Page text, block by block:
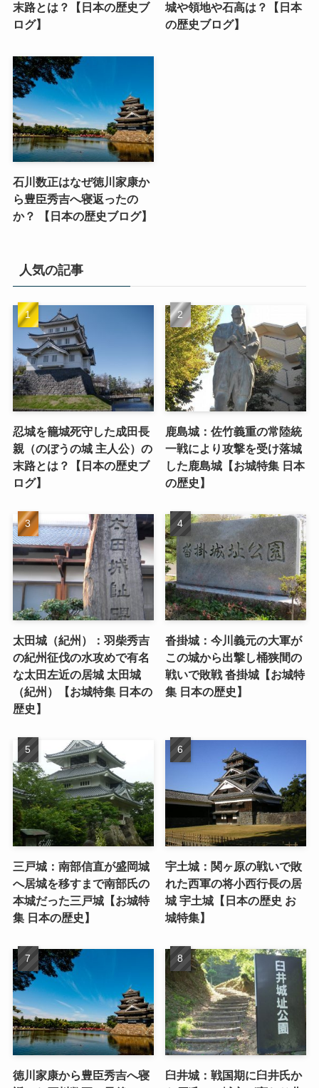
末路とは？【日本の歴史ブ
ログ】
城や領地や石高は？【日本
の歴史ブログ】
石川数正はなぜ徳川家康か
ら豊臣秀吉へ寝返ったの
か？ 【日本の歴史ブログ】
人気の記事
忍城を籠城死守した成田長
親（のぼうの城 主人公）の
末路とは？【日本の歴史ブ
ログ】
鹿島城：佐竹義重の常陸統
一戦により攻撃を受け落城
した鹿島城【お城特集 日本
の歴史】
太田城（紀州）：羽柴秀吉
の紀州征伐の水攻めで有名
な太田左近の居城 太田城
（紀州）【お城特集 日本の
歴史】
沓掛城：今川義元の大軍が
この城から出撃し桶狭間の
戦いで敗戦 沓掛城【お城特
集 日本の歴史】
三戸城：南部信直が盛岡城
へ居城を移すまで南部氏の
本城だった三戸城【お城特
集 日本の歴史】
宇土城：関ヶ原の戦いで敗
れた西軍の将小西行長の居
城 宇土城【日本の歴史 お
城特集】
徳川家康から豊臣秀吉へ寝
臼井城：戦国期に臼井氏か